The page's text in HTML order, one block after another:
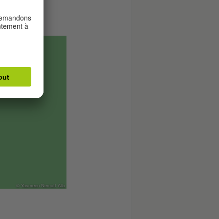
© Yasmeen Nematt Alla